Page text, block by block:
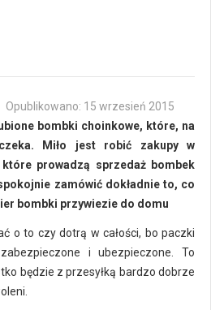
Opublikowano: 15 wrzesień 2015
bombki choinkowe, które, na
Miło jest robić zakupy w
prowadzą sprzedaż bombek
zamówić dokładnie to, co
bombki przywiezie do domu
o to czy dotrą w całości, bo paczki
i ubezpieczone. To
będzie z przesyłką bardzo dobrze